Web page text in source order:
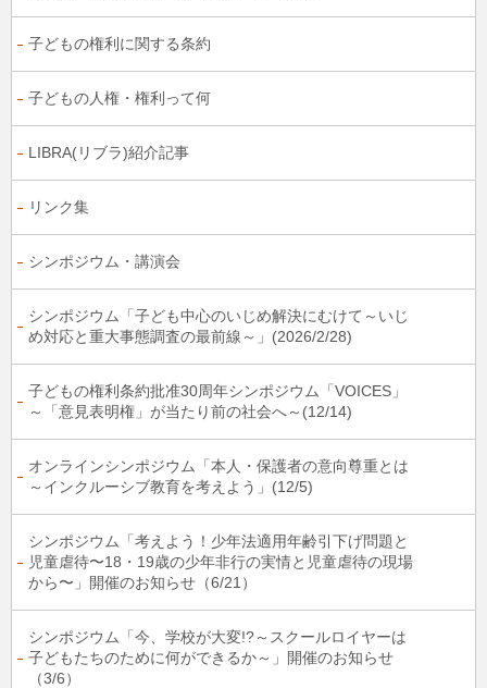
子どもの権利に関する条約
子どもの人権・権利って何
LIBRA(リブラ)紹介記事
リンク集
シンポジウム・講演会
シンポジウム「子ども中心のいじめ解決にむけて～いじ
め対応と重大事態調査の最前線～」(2026/2/28)
子どもの権利条約批准30周年シンポジウム「VOICES」
～「意見表明権」が当たり前の社会へ～(12/14)
オンラインシンポジウム「本人・保護者の意向尊重とは
～インクルーシブ教育を考えよう」(12/5)
シンポジウム「考えよう！少年法適用年齢引下げ問題と
児童虐待〜18・19歳の少年非行の実情と児童虐待の現場
から〜」開催のお知らせ（6/21）
シンポジウム「今、学校が大変!?～スクールロイヤーは
子どもたちのために何ができるか～」開催のお知らせ
（3/6）